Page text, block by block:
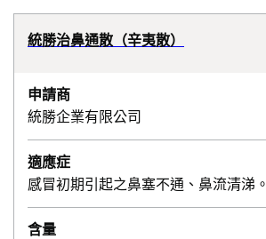
統勝治鼻通散（辛夷散）
申請商
統勝企業有限公司
適應症
感冒初期引起之鼻塞不通、鼻流清涕。
含量